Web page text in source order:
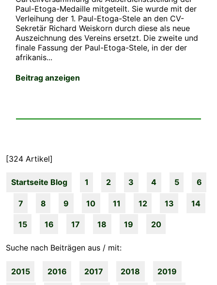
Paul-Etoga-Medaille mitgeteilt. Sie wurde mit der
Verleihung der 1. Paul-Etoga-Stele an den CV-
Sekretär Richard Weiskorn durch diese als neue
Auszeichnung des Vereins ersetzt. Die zweite und
finale Fassung der Paul-Etoga-Stele, in der der
afrikanis...
Beitrag anzeigen
[324 Artikel]
Startseite Blog 1 2 3 4 5 6
7 8 9 10 11 12 13 14
15 16 17 18 19 20
Suche nach Beiträgen aus / mit:
2015 2016 2017 2018 2019